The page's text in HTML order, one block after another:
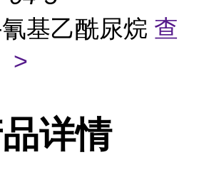
基乙酰尿烷 查
>
详情